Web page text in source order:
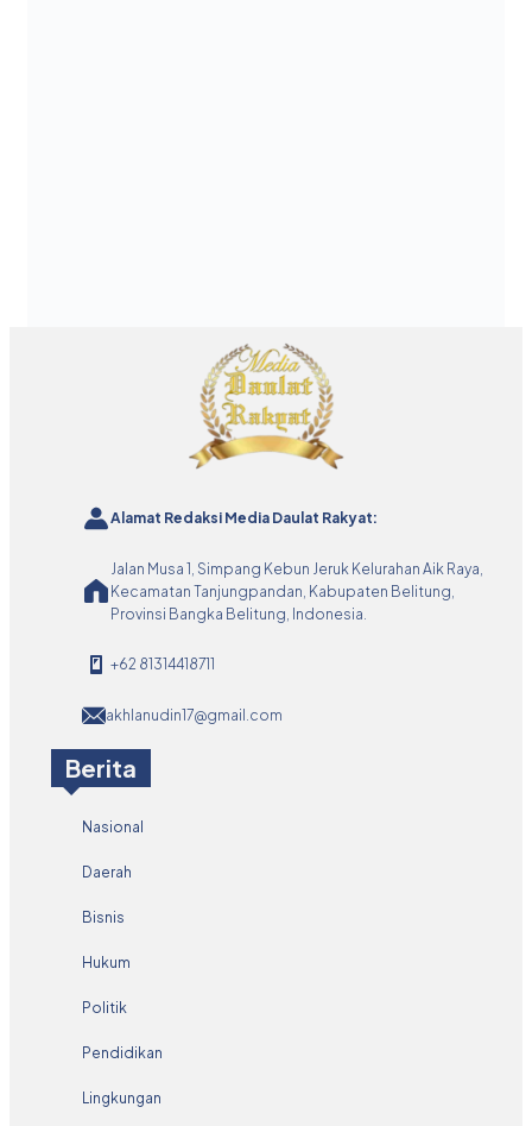
Alamat Redaksi Media Daulat Rakyat:
Jalan Musa 1, Simpang Kebun Jeruk Kelurahan Aik Raya,
Kecamatan Tanjungpandan, Kabupaten Belitung,
Provinsi Bangka Belitung, Indonesia.
+62 81314418711
akhlanudin17@gmail.com
Berita
Nasional
Daerah
Bisnis
Hukum
Politik
Pendidikan
Lingkungan